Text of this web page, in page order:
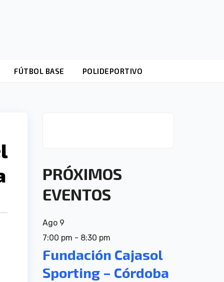
FÚTBOL BASE POLIDEPORTIVO
PRÓXIMOS
EVENTOS
Ago 9
7:00 pm - 8:30 pm
Fundación Cajasol
Sporting – Córdoba